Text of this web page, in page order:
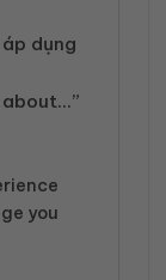
dụng
about…”
you